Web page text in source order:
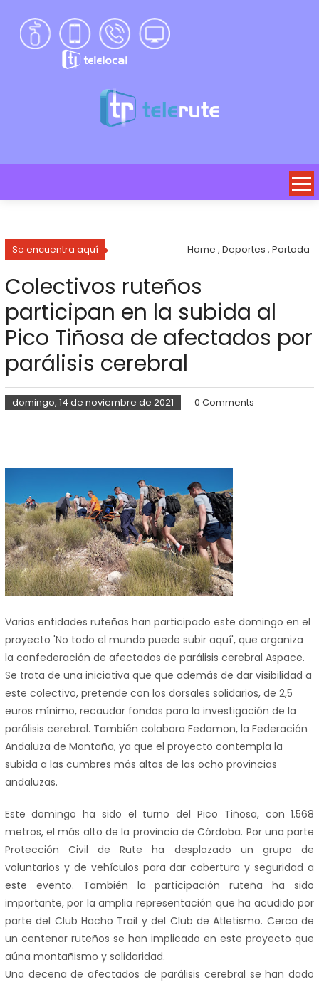
Se encuentra aquí Home ,Deportes ,Portada
Colectivos ruteños
participan en la subida al
Pico Tiñosa de afectados por
parálisis cerebral
domingo, 14 de noviembre de 2021 0 Comments
Varias entidades ruteñas han participado este domingo en el
proyecto 'No todo el mundo puede subir aquí', que organiza
la confederación de afectados de parálisis cerebral Aspace.
Se trata de una iniciativa que que además de dar visibilidad a
este colectivo, pretende con los dorsales solidarios, de 2,5
euros mínimo, recaudar fondos para la investigación de la
parálisis cerebral. También colabora Fedamon, la Federación
Andaluza de Montaña, ya que el proyecto contempla la
subida a las cumbres más altas de las ocho provincias
andaluzas.
Este domingo ha sido el turno del Pico Tiñosa, con 1.568
metros, el más alto de la provincia de Córdoba. Por una parte
Protección Civil de Rute ha desplazado un grupo de
voluntarios y de vehículos para dar cobertura y seguridad a
este evento. También la participación ruteña ha sido
importante, por la amplia representación que ha acudido por
parte del Club Hacho Trail y del Club de Atletismo. Cerca de
un centenar ruteños se han implicado en este proyecto que
aúna montañismo y solidaridad.
Una decena de afectados de parálisis cerebral se han dado